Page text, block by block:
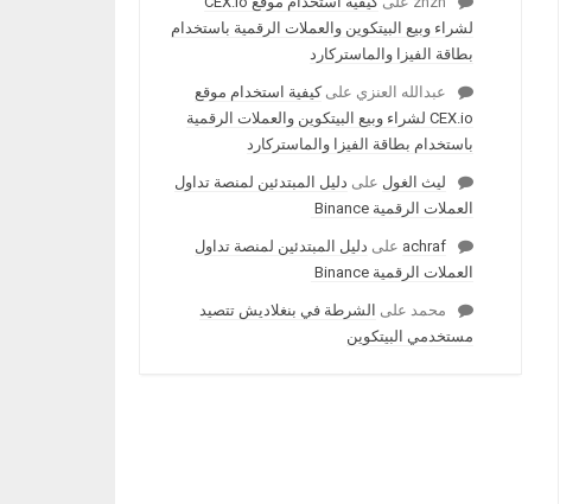
لشراء وبيع البيتكوين والعملات الرقمية باستخدام
بطاقة الفيزا والماستركارد
عبدالله العنزي علىكيفية استخدام موقع
CEX.io لشراء وبيع البيتكوين والعملات الرقمية
باستخدام بطاقة الفيزا والماستركارد
ليث الغول على دليل المبتدئين لمنصة تداول
العملات الرقمية Binance
achraf على دليل المبتدئين لمنصة تداول
العملات الرقمية Binance
محمدعلى الشرطة في بنغلاديش تتصيد
مستخدمي البيتكوين